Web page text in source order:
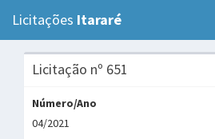
Licitações Itararé
Licitação nº 651
Número/Ano
04/2021